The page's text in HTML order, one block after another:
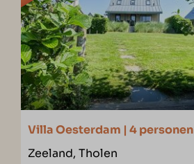
Villa Oesterdam | 4 personen
Zeeland, Tholen